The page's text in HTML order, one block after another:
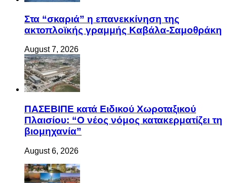
Στα “σκαριά” η επανεκκίνηση της
ακτοπλοϊκής γραμμής Καβάλα-Σαμοθράκη
August 7, 2026
ΠΑΣΕΒΙΠΕ κατά Ειδικού Χωροταξικού
Πλαισίου: “Ο νέος νόμος κατακερματίζει τη
βιομηχανία”
August 6, 2026